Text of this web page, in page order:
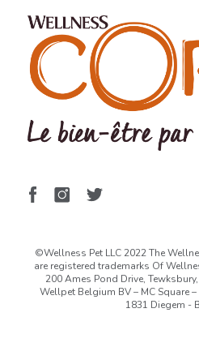
©Wellness Pet LLC 2022 The
are registered trademarks Of
200 Ames Pond Drive,
Wellpet Belgium BV – MC Square
1831 Diegem -